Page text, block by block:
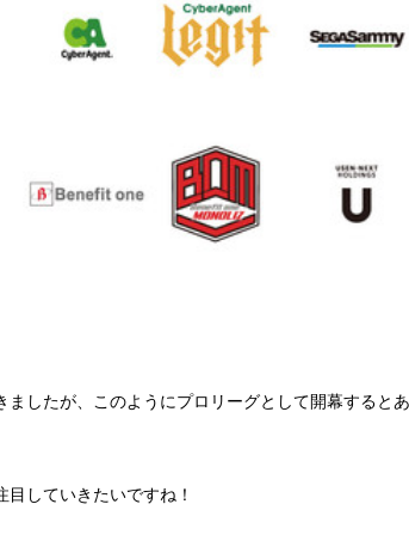
したが、このようにプロリーグとして開幕すると
していきたいですね！